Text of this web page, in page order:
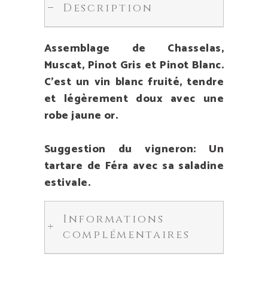
Description
Assemblage de Chasselas,
Muscat, Pinot Gris et Pinot Blanc.
C’est un vin blanc fruité, tendre
et légèrement doux avec une
robe jaune or.
Suggestion du vigneron: Un
tartare de Féra avec sa saladine
estivale.
Informations
complémentaires